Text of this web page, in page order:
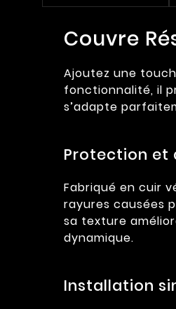
Couvre
Ajoutez une
fonctionnalité, il
s’adapte
Protection et
Fabriqué en cuir
rayures causées
sa texture
dynamique.
Installation